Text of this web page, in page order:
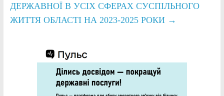
ДЕРЖАВНОЇ В УСІХ СФЕРАХ СУСПІЛЬНОГО
ЖИТТЯ ОБЛАСТІ НА 2023-2025 РОКИ →